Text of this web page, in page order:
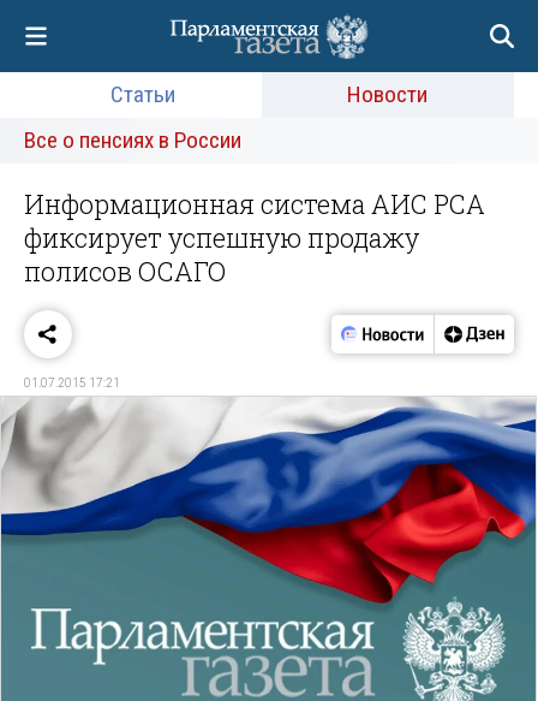
Статьи
Новости
Все о пенсиях в России
Информационная система АИС РСА
фиксирует успешную продажу
полисов ОСАГО
01.07.2015 17:21